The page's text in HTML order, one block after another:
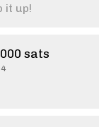
it up!
sats